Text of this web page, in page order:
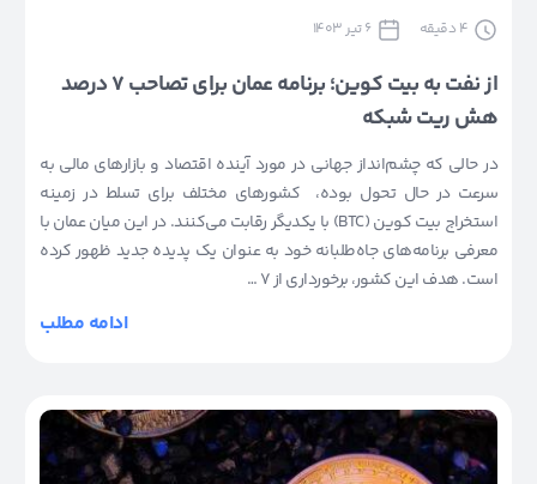
4 دقیقه 6 تیر 1403
از نفت به بیت کوین؛ برنامه عمان برای تصاحب ۷ درصد
هش ریت شبکه
در حالی که چشم‌انداز جهانی در مورد آینده اقتصاد و بازار‌های مالی به
سرعت در حال تحول بوده، کشور‌های مختلف برای تسلط در زمینه
استخراج بیت کوین (BTC) با یکدیگر رقابت می‌کنند. در این میان عمان با
معرفی برنامه‌های جاه‌طلبانه خود به عنوان یک پدیده جدید ظهور کرده
است. هدف این کشور، برخورداری از 7 …
ادامه مطلب